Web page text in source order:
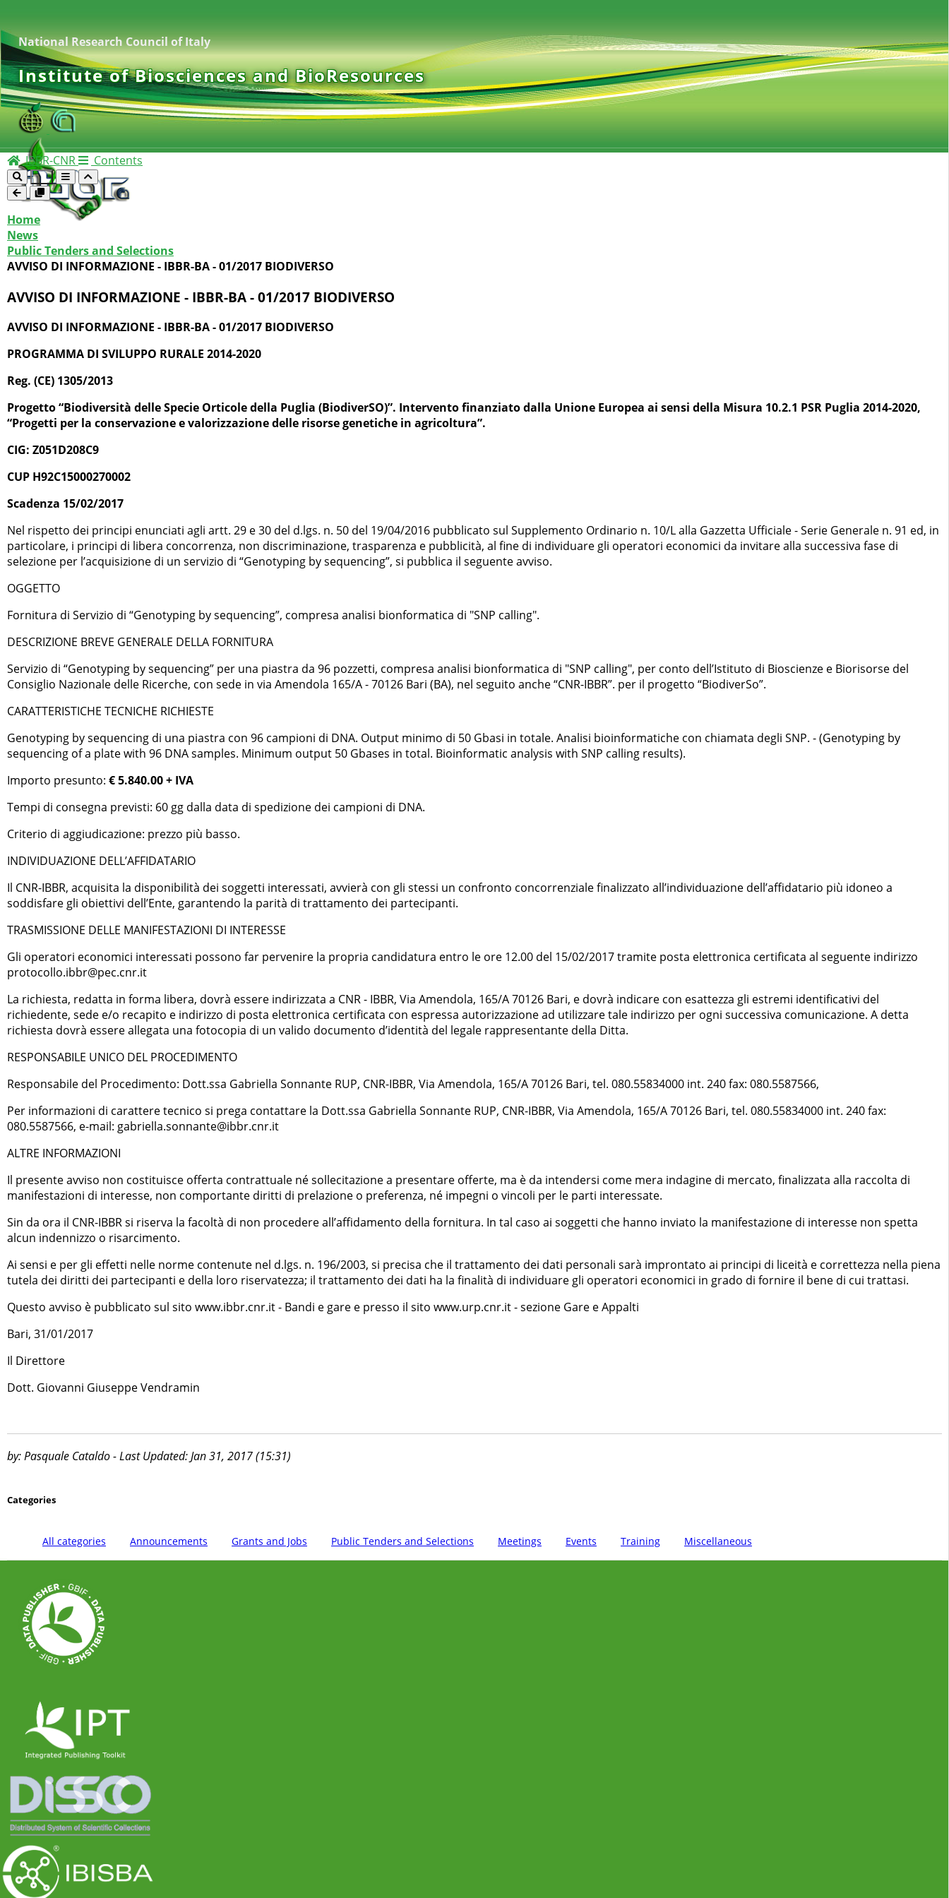
National Research Council of Italy
Institute of Biosciences and BioResources
IBBR-CNR Contents
Home
News
Public Tenders and Selections
AVVISO DI INFORMAZIONE - IBBR-BA - 01/2017 BIODIVERSO
AVVISO DI INFORMAZIONE - IBBR-BA - 01/2017 BIODIVERSO
AVVISO DI INFORMAZIONE - IBBR-BA - 01/2017 BIODIVERSO
PROGRAMMA DI SVILUPPO RURALE 2014-2020
Reg. (CE) 1305/2013
Progetto “Biodiversità delle Specie Orticole della Puglia (BiodiverSO)”. Intervento finanziato dalla Unione Europea ai sensi della Misura 10.2.1 PSR Puglia 2014-2020,
“Progetti per la conservazione e valorizzazione delle risorse genetiche in agricoltura”.
CIG: Z051D208C9
CUP H92C15000270002
Scadenza 15/02/2017
Nel rispetto dei principi enunciati agli artt. 29 e 30 del d.lgs. n. 50 del 19/04/2016 pubblicato sul Supplemento Ordinario n. 10/L alla Gazzetta Ufficiale - Serie Generale n. 91 ed, in
particolare, i principi di libera concorrenza, non discriminazione, trasparenza e pubblicità, al fine di individuare gli operatori economici da invitare alla successiva fase di
selezione per l’acquisizione di un servizio di “Genotyping by sequencing”, si pubblica il seguente avviso.
OGGETTO
Fornitura di Servizio di “Genotyping by sequencing”, compresa analisi bionformatica di "SNP calling".
DESCRIZIONE BREVE GENERALE DELLA FORNITURA
Servizio di “Genotyping by sequencing” per una piastra da 96 pozzetti, compresa analisi bionformatica di "SNP calling", per conto dell’Istituto di Bioscienze e Biorisorse del
Consiglio Nazionale delle Ricerche, con sede in via Amendola 165/A - 70126 Bari (BA), nel seguito anche “CNR-IBBR”. per il progetto “BiodiverSo”.
CARATTERISTICHE TECNICHE RICHIESTE
Genotyping by sequencing di una piastra con 96 campioni di DNA. Output minimo di 50 Gbasi in totale. Analisi bioinformatiche con chiamata degli SNP. - (Genotyping by
sequencing of a plate with 96 DNA samples. Minimum output 50 Gbases in total. Bioinformatic analysis with SNP calling results).
Importo presunto: € 5.840.00 + IVA
Tempi di consegna previsti: 60 gg dalla data di spedizione dei campioni di DNA.
Criterio di aggiudicazione: prezzo più basso.
INDIVIDUAZIONE DELL’AFFIDATARIO
Il CNR-IBBR, acquisita la disponibilità dei soggetti interessati, avvierà con gli stessi un confronto concorrenziale finalizzato all’individuazione dell’affidatario più idoneo a
soddisfare gli obiettivi dell’Ente, garantendo la parità di trattamento dei partecipanti.
TRASMISSIONE DELLE MANIFESTAZIONI DI INTERESSE
Gli operatori economici interessati possono far pervenire la propria candidatura entro le ore 12.00 del 15/02/2017 tramite posta elettronica certificata al seguente indirizzo
protocollo.ibbr@pec.cnr.it
La richiesta, redatta in forma libera, dovrà essere indirizzata a CNR - IBBR, Via Amendola, 165/A 70126 Bari, e dovrà indicare con esattezza gli estremi identificativi del
richiedente, sede e/o recapito e indirizzo di posta elettronica certificata con espressa autorizzazione ad utilizzare tale indirizzo per ogni successiva comunicazione. A detta
richiesta dovrà essere allegata una fotocopia di un valido documento d’identità del legale rappresentante della Ditta.
RESPONSABILE UNICO DEL PROCEDIMENTO
Responsabile del Procedimento: Dott.ssa Gabriella Sonnante RUP, CNR-IBBR, Via Amendola, 165/A 70126 Bari, tel. 080.55834000 int. 240 fax: 080.5587566,
Per informazioni di carattere tecnico si prega contattare la Dott.ssa Gabriella Sonnante RUP, CNR-IBBR, Via Amendola, 165/A 70126 Bari, tel. 080.55834000 int. 240 fax:
080.5587566, e-mail: gabriella.sonnante@ibbr.cnr.it
ALTRE INFORMAZIONI
Il presente avviso non costituisce offerta contrattuale né sollecitazione a presentare offerte, ma è da intendersi come mera indagine di mercato, finalizzata alla raccolta di
manifestazioni di interesse, non comportante diritti di prelazione o preferenza, né impegni o vincoli per le parti interessate.
Sin da ora il CNR-IBBR si riserva la facoltà di non procedere all’affidamento della fornitura. In tal caso ai soggetti che hanno inviato la manifestazione di interesse non spetta
alcun indennizzo o risarcimento.
Ai sensi e per gli effetti nelle norme contenute nel d.lgs. n. 196/2003, si precisa che il trattamento dei dati personali sarà improntato ai principi di liceità e correttezza nella piena
tutela dei diritti dei partecipanti e della loro riservatezza; il trattamento dei dati ha la finalità di individuare gli operatori economici in grado di fornire il bene di cui trattasi.
Questo avviso è pubblicato sul sito www.ibbr.cnr.it - Bandi e gare e presso il sito www.urp.cnr.it - sezione Gare e Appalti
Bari, 31/01/2017
Il Direttore
Dott. Giovanni Giuseppe Vendramin
by: Pasquale Cataldo - Last Updated: Jan 31, 2017 (15:31)
Categories
All categories Announcements Grants and Jobs Public Tenders and Selections Meetings Events Training Miscellaneous